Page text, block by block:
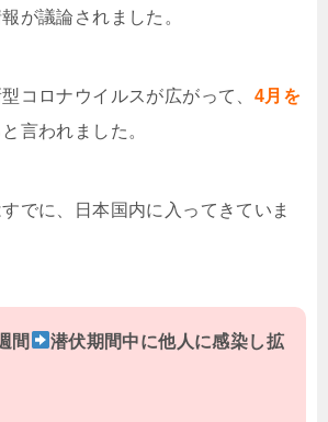
が議論されました。
コロナウイルスが広がって、 4月を
言われました。
でに、日本国内に入ってきていま
間
潜伏期間中に他人に感染し拡